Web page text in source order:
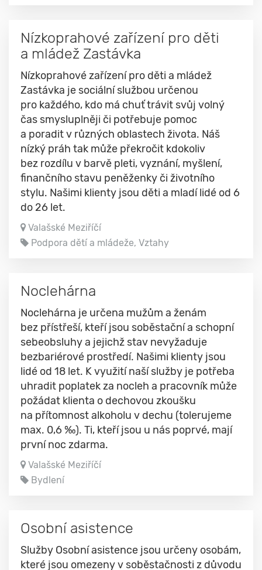
Nízkoprahové zařízení pro děti
a mládež Zastávka
Nízkoprahové zařízení pro děti a mládež
Zastávka je sociální službou určenou
pro každého, kdo má chuť trávit svůj volný
čas smysluplněji či potřebuje pomoc
a poradit v různých oblastech života. Náš
nízký práh tak může překročit kdokoliv
bez rozdílu v barvě pleti, vyznání, myšlení,
finančního stavu peněženky či životního
stylu. Našimi klienty jsou děti a mladí lidé od 6
do 26 let.
Valašské Meziříčí
Podpora dětí a mládeže, Vztahy
Noclehárna
Noclehárna je určena mužům a ženám
bez přístřeší, kteří jsou soběstační a schopní
sebeobsluhy a jejichž stav nevyžaduje
bezbariérové prostředí. Našimi klienty jsou
lidé od 18 let. K využití naší služby je potřeba
uhradit poplatek za nocleh a pracovník může
požádat klienta o dechovou zkoušku
na přítomnost alkoholu v dechu (tolerujeme
max. 0,6 ‰). Ti, kteří jsou u nás poprvé, mají
první noc zdarma.
Valašské Meziříčí
Bydlení
Osobní asistence
Služby Osobní asistence jsou určeny osobám,
které jsou omezeny v soběstačnosti z důvodu